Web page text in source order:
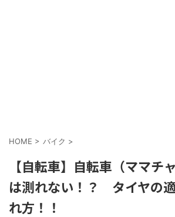
HOME > バイク >
【自転車】自転車（ママチ
は測れない！？ タイヤの
れ方！！